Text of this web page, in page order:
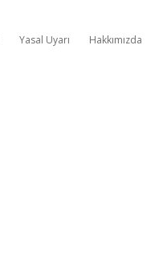
Yasal Uyarı Hakkımızda